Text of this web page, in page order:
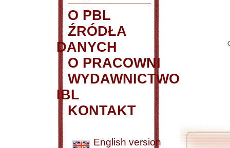
O PBL
ŹRÓDŁA
DANYCH
O PRACOWNI
WYDAWNICTWO
IBL
KONTAKT
English version